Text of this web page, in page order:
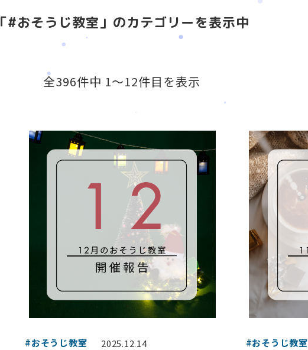
「#おそうじ教室」のカテゴリーを表示中
全396件中 1〜12件目を表示
#おそうじ教室 2025.12.14 #おそうじ教室